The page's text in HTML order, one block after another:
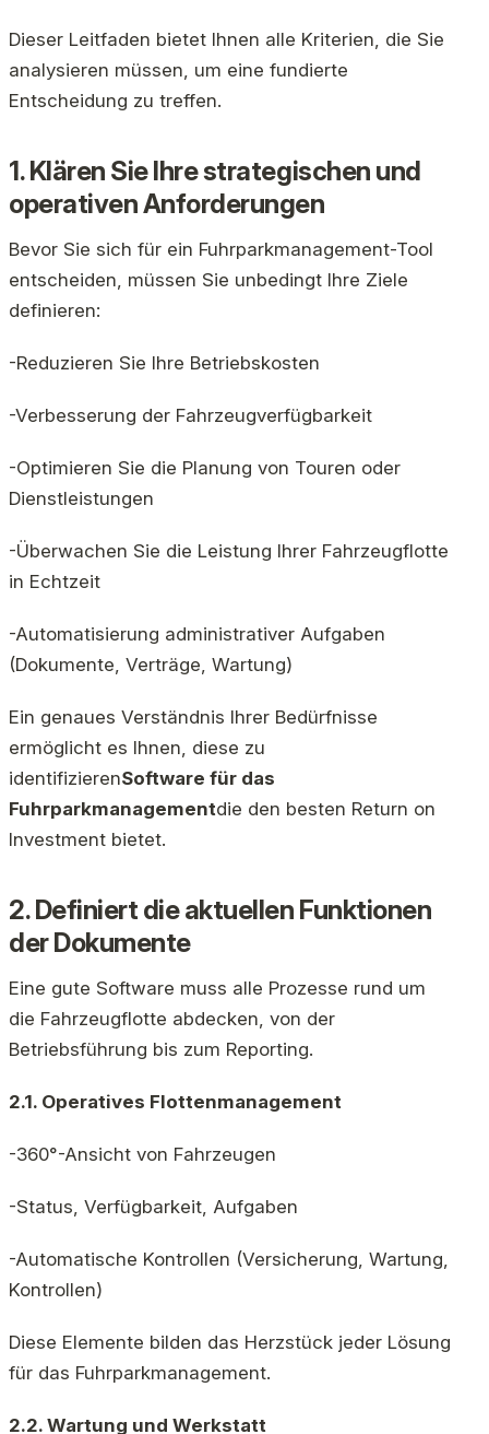
Dieser Leitfaden bietet Ihnen alle Kriterien, die Sie
analysieren müssen, um eine fundierte
Entscheidung zu treffen.
1. Klären Sie Ihre strategischen und
operativen Anforderungen
Bevor Sie sich für ein Fuhrparkmanagement-Tool
entscheiden, müssen Sie unbedingt Ihre Ziele
definieren:
-Reduzieren Sie Ihre Betriebskosten
-Verbesserung der Fahrzeugverfügbarkeit
-Optimieren Sie die Planung von Touren oder
Dienstleistungen
-Überwachen Sie die Leistung Ihrer Fahrzeugflotte
in Echtzeit
-Automatisierung administrativer Aufgaben
(Dokumente, Verträge, Wartung)
Ein genaues Verständnis Ihrer Bedürfnisse
ermöglicht es Ihnen, diese zu
identifizierenSoftware für das
Fuhrparkmanagementdie den besten Return on
Investment bietet.
2. Definiert die aktuellen Funktionen
der Dokumente
Eine gute Software muss alle Prozesse rund um
die Fahrzeugflotte abdecken, von der
Betriebsführung bis zum Reporting.
2.1. Operatives Flottenmanagement
-360°-Ansicht von Fahrzeugen
-Status, Verfügbarkeit, Aufgaben
-Automatische Kontrollen (Versicherung, Wartung,
Kontrollen)
Diese Elemente bilden das Herzstück jeder Lösung
für das Fuhrparkmanagement.
2.2. Wartung und Werkstatt